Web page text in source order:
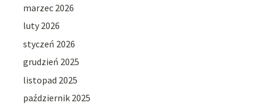
marzec 2026
luty 2026
styczeń 2026
grudzień 2025
listopad 2025
październik 2025